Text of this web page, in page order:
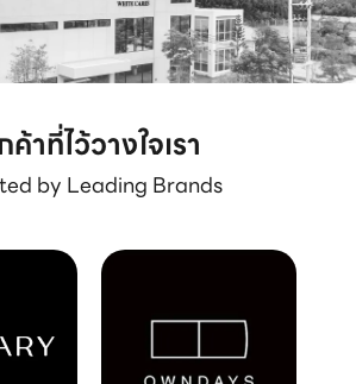
ค้าที่ไว้วางใจเรา
by Leading Brands